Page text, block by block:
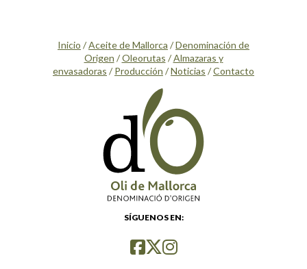
Inicio /Aceite de Mallorca /Denominación de
Origen /Oleorutas /Almazaras y
envasadoras / Producción /Noticias /Contacto
SÍGUENOS EN: